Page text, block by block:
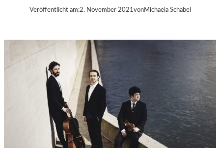
Veröffentlicht am:2. November 2021vonMichaela Schabel